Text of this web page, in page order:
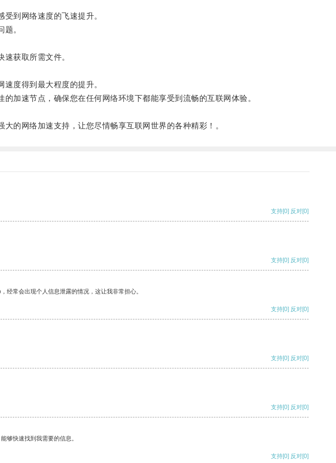
到网络速度的飞速提升。
。
获取所需文件。
度得到最大程度的提升。
速节点，确保您在任何网络环境下都能享受到流畅的互联网体验。
网络加速支持，让您尽情畅享互联网世界的各种精彩！。
支持[0] 反对[0]
支持[0] 反对[0]
常会出现个人信息泄露的情况，这让我非常担心。
支持[0] 反对[0]
支持[0] 反对[0]
支持[0] 反对[0]
够快速找到我需要的信息。
支持[0] 反对[0]